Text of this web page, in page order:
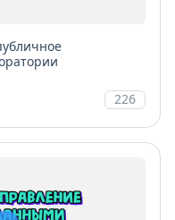
226